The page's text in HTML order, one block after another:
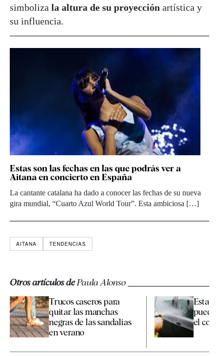
simboliza la altura de su proyección artística y
su influencia.
Estas son las fechas en las que podrás ver a
Aitana en concierto en España
La cantante catalana ha dado a conocer las fechas de su nueva
gira mundial, “Cuarto Azul World Tour”. Esta ambiciosa […]
AITANA TENDENCIAS
Otros artículos dePaula Alonso
Trucos caseros para
quitar las manchas
negras de las sandalias
en verano
Esta
el